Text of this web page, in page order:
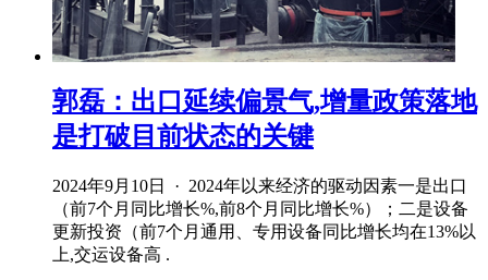
郭磊：出口延续偏景气,增量政策落地
是打破目前状态的关键
2024年9月10日 · 2024年以来经济的驱动因素一是出口
（前7个月同比增长%,前8个月同比增长%）；二是设备
更新投资（前7个月通用、专用设备同比增长均在13%以
上,交运设备高 .